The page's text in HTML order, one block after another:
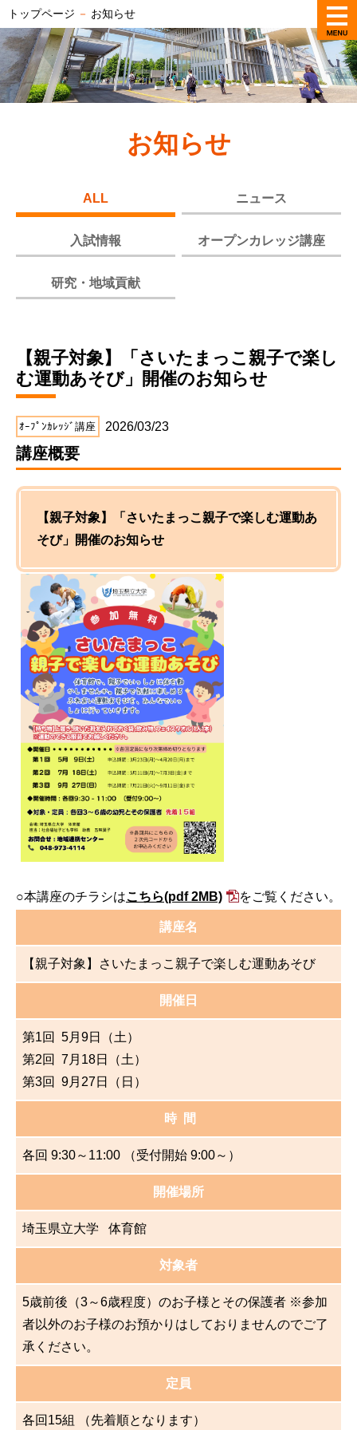
トップページ － お知らせ
お知らせ
ALL ニュース
入試情報 オープンカレッジ講座
研究・地域貢献
【親子対象】「さいたまっこ親子で楽し
む運動あそび」開催のお知らせ
ｵｰﾌﾟﾝｶﾚｯｼﾞ講座 2026/03/23
講座概要
【親子対象】「さいたまっこ親子で楽しむ運動あ
そび」開催のお知らせ
○本講座のチラシはこちら(pdf 2MB) をご覧ください。
講座名
【親子対象】さいたまっこ親子で楽しむ運動あそび
開催日
第1回 5月9日（土）
第2回 7月18日（土）
第3回 9月27日（日）
時 間
各回 9:30～11:00 （受付開始 9:00～）
開催場所
埼玉県立大学 体育館
対象者
5歳前後（3～6歳程度）のお子様とその保護者 ※参加
者以外のお子様のお預かりはしておりませんのでご了
承ください。
定員
各回15組 （先着順となります）